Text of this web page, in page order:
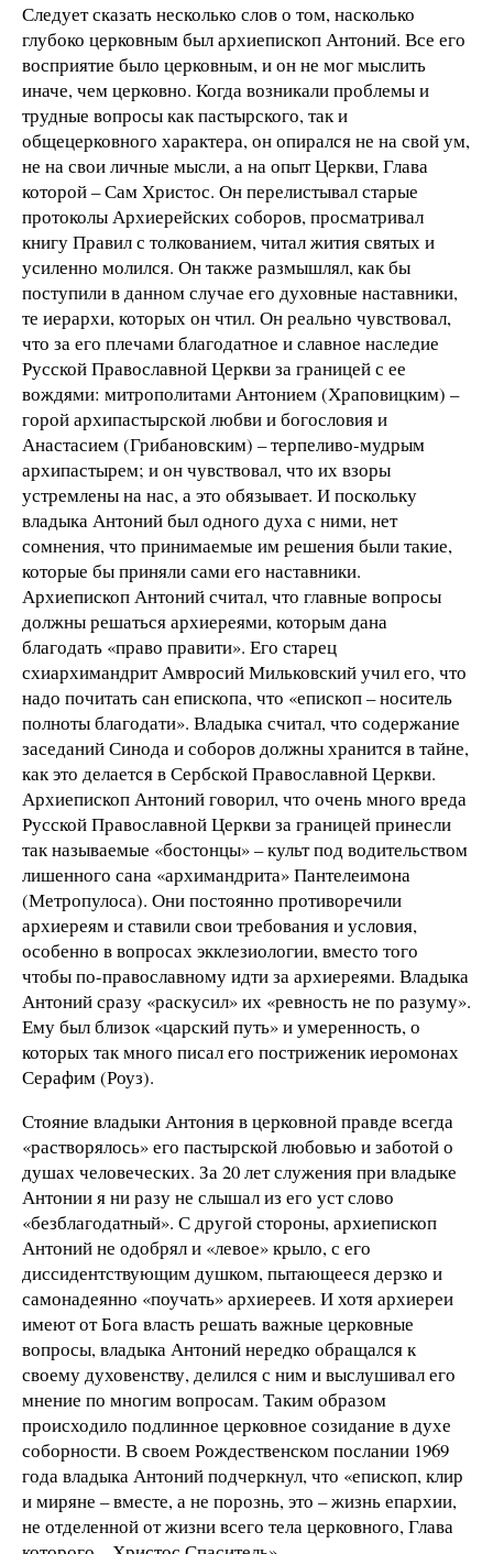
Следует сказать несколько слов о том, насколько
глубоко церковным был архиепископ Антоний. Все его
восприятие было церковным, и он не мог мыслить
иначе, чем церковно. Когда возникали проблемы и
трудные вопросы как пастырского, так и
общецерковного характера, он опирался не на свой ум,
не на свои личные мысли, а на опыт Церкви, Глава
которой – Сам Христос. Он перелистывал старые
протоколы Архиерейских соборов, просматривал
книгу Правил с толкованием, читал жития святых и
усиленно молился. Он также размышлял, как бы
поступили в данном случае его духовные наставники,
те иерархи, которых он чтил. Он реально чувствовал,
что за его плечами благодатное и славное наследие
Русской Православной Церкви за границей с ее
вождями: митрополитами Антонием (Храповицким) –
горой архипастырской любви и богословия и
Анастасием (Грибановским) – терпеливо-мудрым
архипастырем; и он чувствовал, что их взоры
устремлены на нас, а это обязывает. И поскольку
владыка Антоний был одного духа с ними, нет
сомнения, что принимаемые им решения были такие,
которые бы приняли сами его наставники.
Архиепископ Антоний считал, что главные вопросы
должны решаться архиереями, которым дана
благодать «право правити». Его старец
схиархимандрит Амвросий Мильковский учил его, что
надо почитать сан епископа, что «епископ – носитель
полноты благодати». Владыка считал, что содержание
заседаний Синода и соборов должны хранится в тайне,
как это делается в Сербской Православной Церкви.
Архиепископ Антоний говорил, что очень много вреда
Русской Православной Церкви за границей принесли
так называемые «бостонцы» – культ под водительством
лишенного сана «архимандрита» Пантелеимона
(Метропулоса). Они постоянно противоречили
архиереям и ставили свои требования и условия,
особенно в вопросах экклезиологии, вместо того
чтобы по-православному идти за архиереями. Владыка
Антоний сразу «раскусил» их «ревность не по разуму».
Ему был близок «царский путь» и умеренность, о
которых так много писал его постриженик иеромонах
Серафим (Роуз).
Стояние владыки Антония в церковной правде всегда
«растворялось» его пастырской любовью и заботой о
душах человеческих. За 20 лет служения при владыке
Антонии я ни разу не слышал из его уст слово
«безблагодатный». С другой стороны, архиепископ
Антоний не одобрял и «левое» крыло, с его
диссидентствующим душком, пытающееся дерзко и
самонадеянно «поучать» архиереев. И хотя архиереи
имеют от Бога власть решать важные церковные
вопросы, владыка Антоний нередко обращался к
своему духовенству, делился с ним и выслушивал его
мнение по многим вопросам. Таким образом
происходило подлинное церковное созидание в духе
соборности. В своем Рождественском послании 1969
года владыка Антоний подчеркнул, что «епископ, клир
и миряне – вместе, а не порознь, это – жизнь епархии,
не отделенной от жизни всего тела церковного, Глава